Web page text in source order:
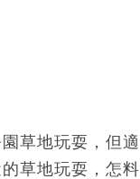
草地玩耍，但
草地玩耍，怎